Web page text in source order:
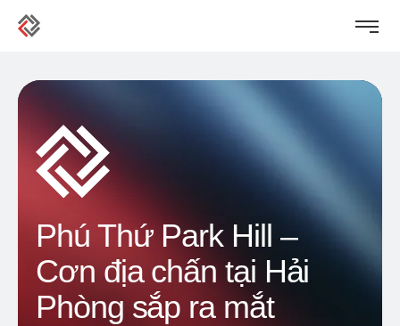
Phú Thứ Park Hill –
Cơn địa chấn tại Hải
Phòng sắp ra mắt